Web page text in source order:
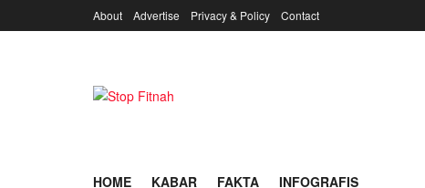
About Advertise Privacy & Policy Contact
HOME KABAR FAKTA INFOGRAFIS